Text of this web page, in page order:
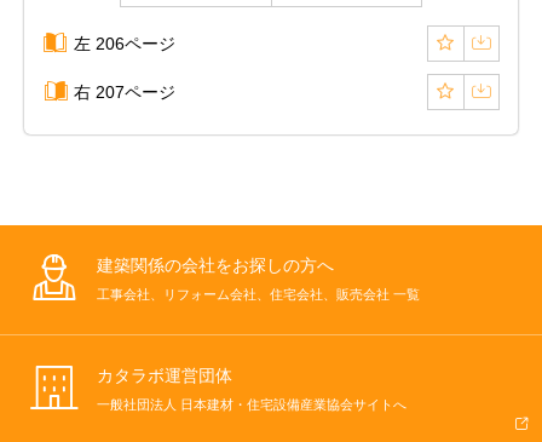
左 206ページ
右 207ページ
建築関係の会社をお探しの方へ
工事会社、リフォーム会社、住宅会社、販売会社 一覧
カタラボ運営団体
一般社団法人 日本建材・住宅設備産業協会サイトへ